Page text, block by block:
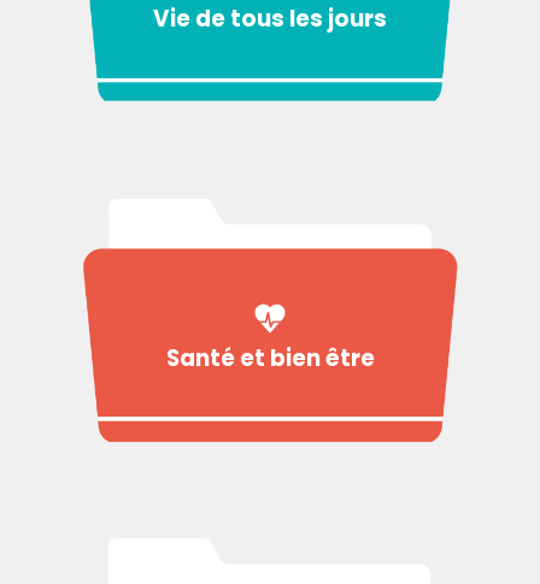
Vie de tous les jours
Santé et bien être